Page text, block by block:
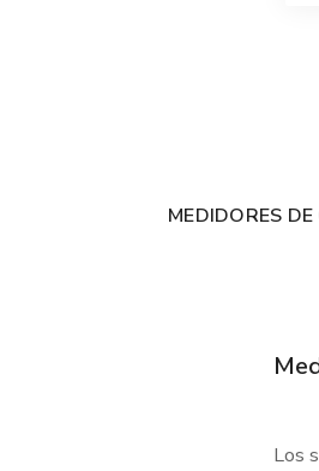
MEDIDORES
Los